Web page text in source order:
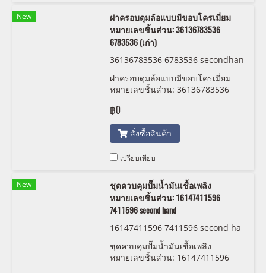
New
ฝาครอบดุมล้อแบบมีขอบโครเมี่ยม
หมายเลขชิ้นส่วน: 36136783536
6783536 (เก่า)
36136783536 6783536 secondhan
ฝาครอบดุมล้อแบบมีขอบโครเมี่ยม
หมายเลขชิ้นส่วน: 36136783536
฿0
สั่งซื้อสินค้า
เปรียบเทียบ
New
ชุดควบคุมปั๊มน้ำมันเชื้อเพลิง
หมายเลขชิ้นส่วน: 16147411596
7411596 second hand
16147411596 7411596 second ha
ชุดควบคุมปั๊มน้ำมันเชื้อเพลิง
หมายเลขชิ้นส่วน: 16147411596